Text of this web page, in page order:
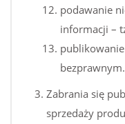
podawanie
informacji –
bezprawnym.
Zabrania się
sprzedaży